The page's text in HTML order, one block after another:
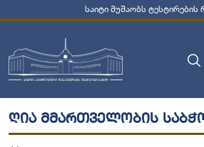
საიტი მუშაობს ტესტირების
ღია მმართველობის